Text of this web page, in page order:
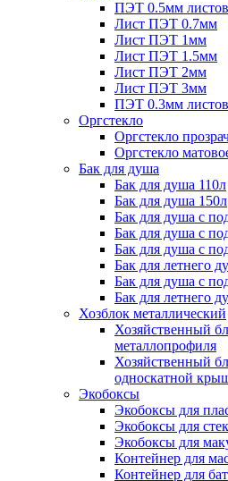
ПЭТ 0.5мм
Лист ПЭТ 0.7мм
Лист ПЭТ 1мм
Лист ПЭТ 1.5мм
Лист ПЭТ 2мм
Лист ПЭТ 3мм
ПЭТ 0.3мм
Оргстекло
Оргстекло
Оргстекло
Бак для душа
Бак для душа 110л
Бак для душа 150л
Бак для душа с
Бак для душа с
Бак для душа с
Бак для летнего
Бак для душа с
Бак для летнего
Хозблок металлический
Хозяйственный
металлопрофиля
Хозяйственный
односкатной
Экобоксы
Экобоксы для
Экобоксы для
Экобоксы для
Контейнер для
Контейнер для